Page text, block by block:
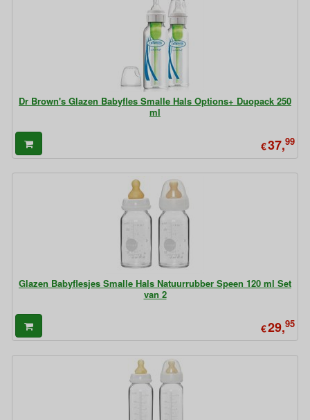
Dr Brown's Glazen Babyfles Smalle Hals Options+ Duopack 250
ml
€37,99
Glazen Babyflesjes Smalle Hals Natuurrubber Speen 120 ml Set
van 2
€29,95